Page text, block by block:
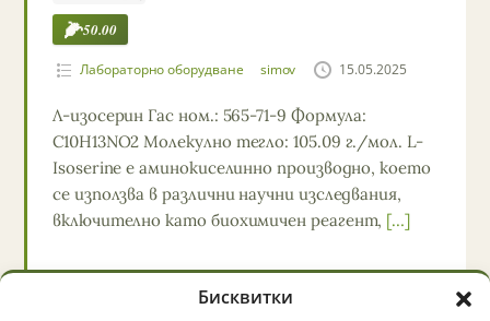
Бисквитки
50.00
Лабораторно оборудване simov 15.05.2025
Л-изосерин Гас ном.: 565-71-9 Формула:
C10H13NO2 Молекулно тегло: 105.09 г./мол. L-
Isoserine е аминокиселинно производно, което
се използва в различни научни изследвания,
включително като биохимичен реагент, […]